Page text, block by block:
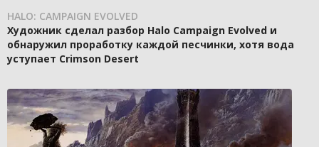
HALO: CAMPAIGN EVOLVED
Художник сделал разбор Halo Campaign Evolved и
обнаружил проработку каждой песчинки, хотя вода
уступает Crimson Desert